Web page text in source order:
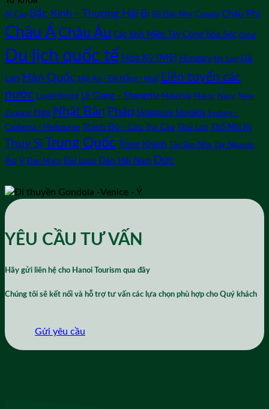
Ai Cập Bắc Kinh - Thượng Hải Bỉ Bồ Đào Nha Canada Châu Phi
Châu Á Châu Âu Các tỉnh Miền Tây Cộng hòa Séc Dubai
Du lịch quốc tế Hoa Kỳ (Mỹ) Hungary Hy Lạp Hà
Lan Hàn Quốc Hội An - Đà Nẵng - Huế
Liên tuyến các
nước
Luxembourg Lệ Giang - Shangrila Malaysia Maroc Nauy New
Zealand Nga Nhật Bản Pháp Singapore Slovakia Sydney -
Canberra - Melbourne
Thành Đô - Cửu Trại Câu Thái Lan Thổ Nhĩ Kỳ
Thụy Sĩ Trung Quốc Trùng Khánh Tây Ban Nha Tây Nguyên
Áo ý Đan Mạch Đài Loan Đảo Hải Nam Đức
YÊU CẦU TƯ VẤN
Hãy gửi liên hệ cho Hanoi Tourism qua đây
Chúng tôi sẽ kết nối và hỗ trợ tư vấn các lựa chọn phù hợp cho Quý khách
Gửi yêu cầu